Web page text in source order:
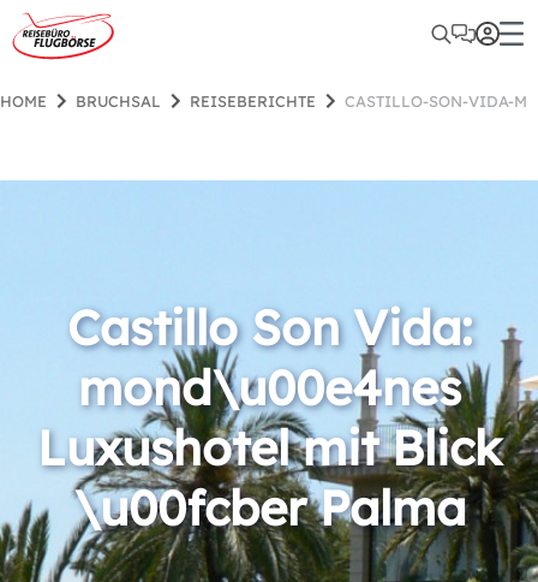
HOME BRUCHSAL REISEBERICHTE CASTILLO-SON-VIDA-
Castillo Son Vida:
mond\u00e4nes
Luxushotel mit Blick
\u00fcber Palma